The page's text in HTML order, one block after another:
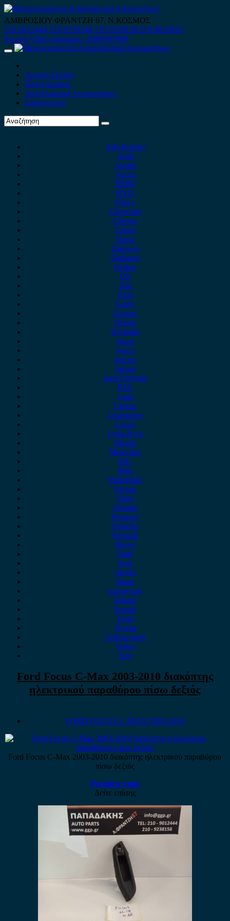
Skip
to
content
ΑΜΒΡΟΣΙΟΥ ΦΡΑΝΤΖΗ 67, Ν.ΚΟΣΜΟΣ
210 9012444 210 9239148 210 9238158 210 9026839
Κινητό-Viber-whatsapp : 6980507900
Primary
Αρχική Σελίδα
Ποιοί είμαστε
Ανταλλακτικά Αυτοκινήτων
Επικοινωνία
Alfa Romeo
Audi
Austin
Acura
BMW
BYD
Chery
Chevrolet
Citroen
Cupra
Dacia
Daewoo
Daihatsu
Dodge
DS
Fiat
Ford
Geely
Gonow
Honda
Hyundai
Isuzu
iveco
Jaecoo
Jaguar
Jeep Chrysler
KIA
Lada
Lancia
Leapmotor
Lexus
Lynk & co
Mazda
Mercedes
MG
Mini
Mitsubishi
Nissan
Opel
Omoda
Peugeot
Porsche
Renault
Rover
Saab
Seat
Skoda
Smart
ssangyong
Subaru
Suzuki
Tesla
Toyota
Volkswagen
Volvo
Xev
Ford Focus C-Max 2003-2010 διακόπτης
ηλεκτρικού παραθύρου πίσω δεξιός
FORD FOCUS C-MAX 2003-2010
Ford Focus C-Max 2003-2010 διακόπτης ηλεκτρικού παραθύρου
πίσω δεξιός
Ρωτήστε τιμή
Δείτε επίσης